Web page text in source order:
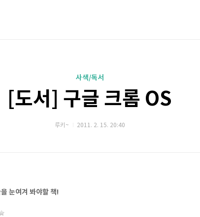
사색/독서
[도서] 구글 크롬 OS
루키~ 2011. 2. 15. 20:40
눈여겨 봐야할 책!